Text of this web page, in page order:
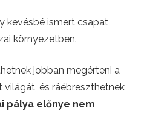
kevésbé ismert csapat
környezetben.
jobban megérteni a
és ráébreszthetnek
pálya előnye nem